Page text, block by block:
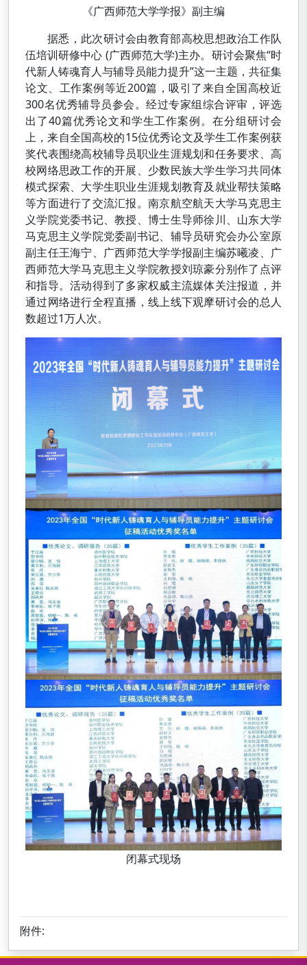
《广西师范大学学报》副主编
据悉，此次研讨会由教育部高校思想政治工作队
伍培训研修中心 (广西师范大学)主办。研讨会聚焦“时
代新人铸魂育人与辅导员能力提升”这一主题，共征集
论文、工作案例等近200篇，吸引了来自全国高校近
300名优秀辅导员参会。经过专家组综合评审，评选
出了40篇优秀论文和学生工作案例。在分组研讨会
上，来自全国高校的15位优秀论文及学生工作案例获
奖代表围绕高校辅导员职业生涯规划和任务要求、高
校网络思政工作的开展、少数民族大学生学习共同体
模式探索、大学生职业生涯规划教育及就业帮扶策略
等方面进行了交流汇报。南京航空航天大学马克思主
义学院党委书记、教授、博士生导师徐川、山东大学
马克思主义学院党委副书记、辅导员研究会办公室原
副主任王海宁、广西师范大学学报副主编苏曦凌、广
西师范大学马克思主义学院教授刘琼豪分别作了点评
和指导。活动得到了多家权威主流媒体关注报道，并
通过网络进行全程直播，线上线下观摩研讨会的总人
数超过1万人次。
闭幕式现场
附件: